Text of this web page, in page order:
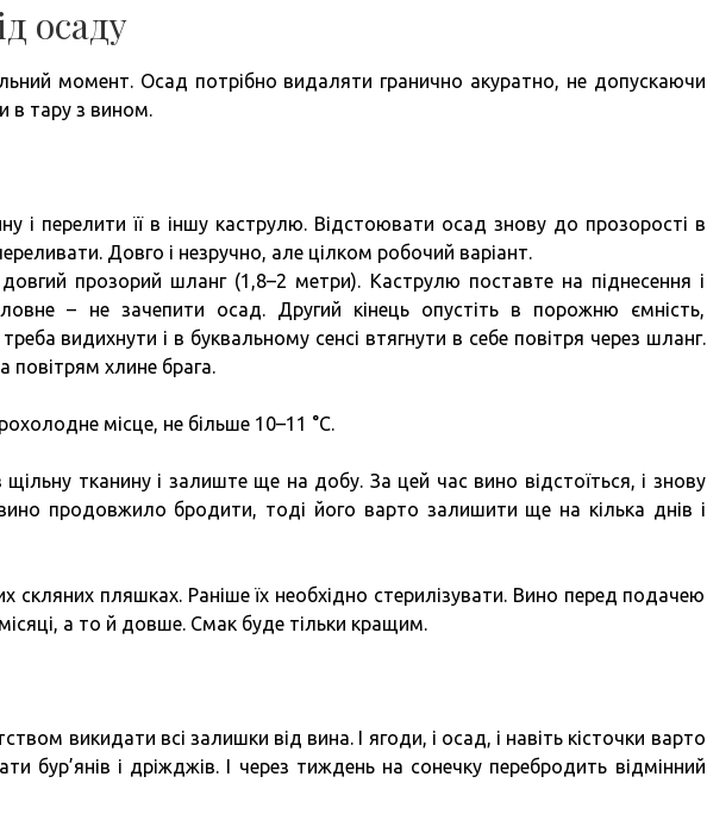
осаду
момент. Осад потрібно видаляти гранично акуратно, не допускаючи
в тару з вином.
і перелити її в іншу каструлю. Відстоювати осад знову до прозорості в
Довго і незручно, але цілком робочий варіант.
прозорий шланг (1,8–2 метри). Каструлю поставте на піднесення і
– не зачепити осад. Другий кінець опустіть в порожню ємність,
видихнути і в буквальному сенсі втягнути в себе повітря через шланг.
повітрям хлине брага.
місце, не більше 10–11 °C.
щільну тканину і залиште ще на добу. За цей час вино відстоїться, і знову
продовжило бродити, тоді його варто залишити ще на кілька днів і
скляних пляшках. Раніше їх необхідно стерилізувати. Вино перед подачею
а то й довше. Смак буде тільки кращим.
викидати всі залишки від вина. І ягоди, і осад, і навіть кісточки варто
бур’янів і дріжджів. І через тиждень на сонечку перебродить відмінний